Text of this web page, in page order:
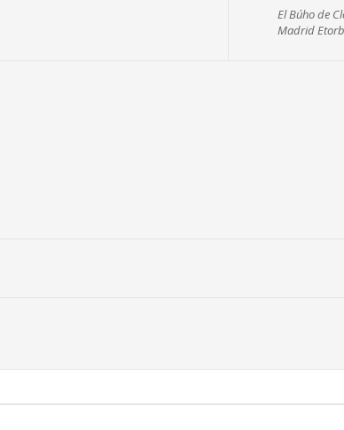
El Búho de
Madrid